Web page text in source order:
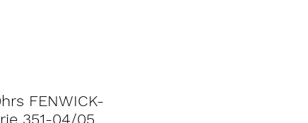
FENWICK-
351-04/05